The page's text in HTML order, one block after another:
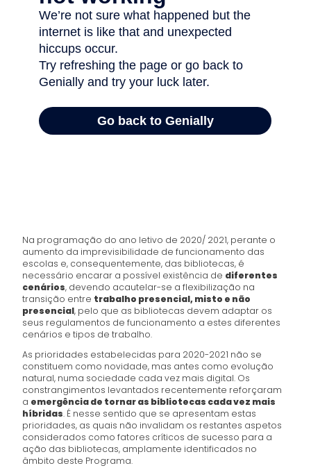
Na programação do ano letivo de 2020/ 2021, perante o
aumento da imprevisibilidade de funcionamento das
escolas e, consequentemente, das bibliotecas, é
necessário encarar a possível existência de diferentes
cenários, devendo acautelar-se a flexibilização na
transição entre trabalho presencial, misto e não
presencial, pelo que as bibliotecas devem adaptar os
seus regulamentos de funcionamento a estes diferentes
cenários e tipos de trabalho.
As prioridades estabelecidas para 2020-2021 não se
constituem como novidade, mas antes como evolução
natural, numa sociedade cada vez mais digital. Os
constrangimentos levantados recentemente reforçaram
a emergência de tornar as bibliotecas cada vez mais
híbridas. É nesse sentido que se apresentam estas
prioridades, as quais não invalidam os restantes aspetos
considerados como fatores críticos de sucesso para a
ação das bibliotecas, amplamente identificados no
âmbito deste Programa.